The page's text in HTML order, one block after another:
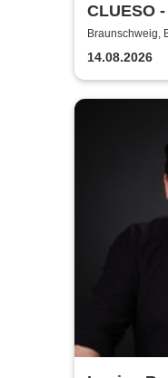
CLUESO
Open Air
Braunschweig,
14.08.2026